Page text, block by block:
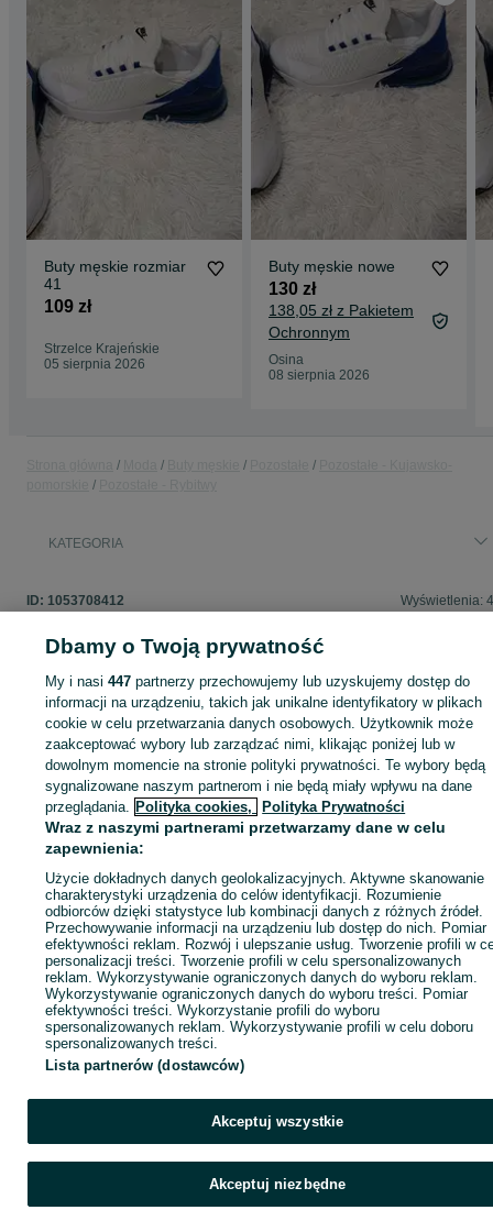
Buty męskie rozmiar
41
109 zł
Strzelce Krajeńskie
05 sierpnia 2026
Buty męskie nowe
130 zł
138,05 zł z Pakietem
Ochronnym
Osina
08 sierpnia 2026
KATEGORIA
ID: 1053708412 Wyświetlenia:
Zaloguj się lub załóż konto na OLX, aby skontaktować się z
sprzedającym
Zaloguj się / Załóż konto
Wyślij wiadomość
Dbamy o Twoją prywatność
My i nasi447 partnerzy przechowujemy lub uzyskujemy dostęp do
informacji na urządzeniu, takich jak unikalne identyfikatory w plikach
cookie w celu przetwarzania danych osobowych. Użytkownik może
zaakceptować wybory lub zarządzać nimi, klikając poniżej lub w
dowolnym momencie na stronie polityki prywatności. Te wybory będą
sygnalizowane naszym partnerom i nie będą miały wpływu na dane
przeglądania. Polityka cookies, Polityka Prywatności
Wraz z naszymi partnerami przetwarzamy dane w celu
zapewnienia:
Użycie dokładnych danych geolokalizacyjnych. Aktywne skanowanie
charakterystyki urządzenia do celów identyfikacji. Rozumienie
odbiorców dzięki statystyce lub kombinacji danych z różnych źródeł.
Przechowywanie informacji na urządzeniu lub dostęp do nich. Pomiar
efektywności reklam. Rozwój i ulepszanie usług. Tworzenie profili w
personalizacji treści. Tworzenie profili w celu spersonalizowanych
reklam. Wykorzystywanie ograniczonych danych do wyboru reklam.
Wykorzystywanie ograniczonych danych do wyboru treści. Pomiar
efektywności treści. Wykorzystanie profili do wyboru
spersonalizowanych reklam. Wykorzystywanie profili w celu doboru
spersonalizowanych treści.
Lista partnerów (dostawców)
Akceptuj wszystkie
Akceptuj niezbędne